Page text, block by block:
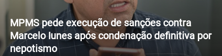
MPMS pede execução de sanções contra
Marcelo Iunes após condenação definitiva por
nepotismo